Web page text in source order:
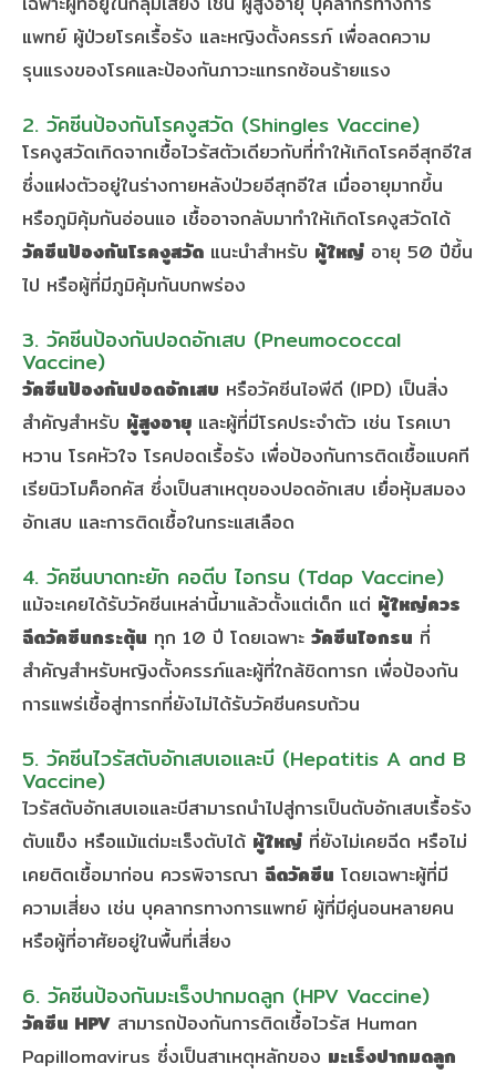
แพทย์ ผู้ป่วยโรคเรื้อรัง และหญิงตั้งครรภ์ เพื่อลดความ
รุนแรงของโรคและป้องกันภาวะแทรกซ้อนร้ายแรง
2. วัคซีนป้องกันโรคงูสวัด (Shingles Vaccine)
โรคงูสวัดเกิดจากเชื้อไวรัสตัวเดียวกับที่ทำให้เกิดโรคอีสุกอีใส
ซึ่งแฝงตัวอยู่ในร่างกายหลังป่วยอีสุกอีใส เมื่ออายุมากขึ้น
หรือภูมิคุ้มกันอ่อนแอ เชื้ออาจกลับมาทำให้เกิดโรคงูสวัดได้
วัคซีนป้องกันโรคงูสวัด แนะนำสำหรับ ผู้ใหญ่ อายุ 50 ปีขึ้น
ไป หรือผู้ที่มีภูมิคุ้มกันบกพร่อง
3. วัคซีนป้องกันปอดอักเสบ (Pneumococcal
Vaccine)
วัคซีนป้องกันปอดอักเสบ หรือวัคซีนไอพีดี (IPD) เป็นสิ่ง
สำคัญสำหรับ ผู้สูงอายุ และผู้ที่มีโรคประจำตัว เช่น โรคเบา
หวาน โรคหัวใจ โรคปอดเรื้อรัง เพื่อป้องกันการติดเชื้อแบคที
เรียนิวโมค็อกคัส ซึ่งเป็นสาเหตุของปอดอักเสบ เยื่อหุ้มสมอง
อักเสบ และการติดเชื้อในกระแสเลือด
4. วัคซีนบาดทะยัก คอตีบ ไอกรน (Tdap Vaccine)
แม้จะเคยได้รับวัคซีนเหล่านี้มาแล้วตั้งแต่เด็ก แต่ ผู้ใหญ่ควร
ฉีดวัคซีนกระตุ้น ทุก 10 ปี โดยเฉพาะ วัคซีนไอกรน ที่
สำคัญสำหรับหญิงตั้งครรภ์และผู้ที่ใกล้ชิดทารก เพื่อป้องกัน
การแพร่เชื้อสู่ทารกที่ยังไม่ได้รับวัคซีนครบถ้วน
5. วัคซีนไวรัสตับอักเสบเอและบี (Hepatitis A and B
Vaccine)
ไวรัสตับอักเสบเอและบีสามารถนำไปสู่การเป็นตับอักเสบเรื้อรัง
ตับแข็ง หรือแม้แต่มะเร็งตับได้ ผู้ใหญ่ ที่ยังไม่เคยฉีด หรือไม่
เคยติดเชื้อมาก่อน ควรพิจารณา ฉีดวัคซีน โดยเฉพาะผู้ที่มี
ความเสี่ยง เช่น บุคลากรทางการแพทย์ ผู้ที่มีคู่นอนหลายคน
หรือผู้ที่อาศัยอยู่ในพื้นที่เสี่ยง
6. วัคซีนป้องกันมะเร็งปากมดลูก (HPV Vaccine)
วัคซีน HPV สามารถป้องกันการติดเชื้อไวรัส Human
Papillomavirus ซึ่งเป็นสาเหตุหลักของ มะเร็งปากมดลูก